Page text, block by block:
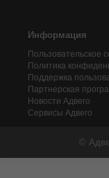
Информация
Пользовательское
Политика
Поддержка
Партнерская
Новости Адвего
Сервисы Адвего
©